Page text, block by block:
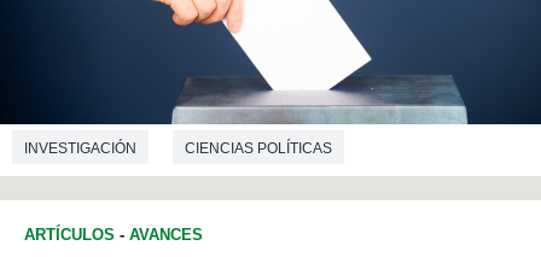
INVESTIGACIÓN CIENCIAS POLÍTICAS
ARTÍCULOS - AVANCES